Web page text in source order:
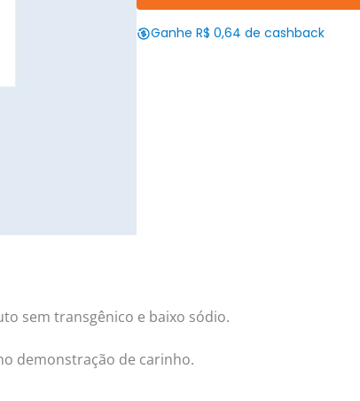
Ganhe R$ 0,64 de cashback
sem transgênico e baixo sódio.
demonstração de carinho.